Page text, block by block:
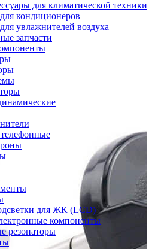
для климатической техники
кондиционеров
увлажнителей воздуха
запчасти
для ЖК (LCD)
компоненты
резонаторы